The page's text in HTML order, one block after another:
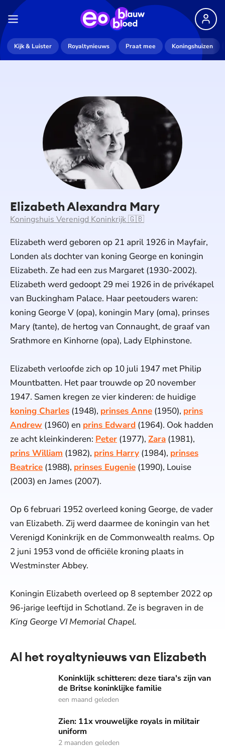
Kijk & Luister Royaltynieuws Praat mee Koningshuizen
Elizabeth Alexandra Mary
Koningshuis Verenigd Koninkrijk 🇬🇧
Elizabeth werd geboren op 21 april 1926 in Mayfair,
Londen als dochter van koning George en koningin
Elizabeth. Ze had een zus Margaret (1930-2002).
Elizabeth werd gedoopt 29 mei 1926 in de privékapel
van Buckingham Palace. Haar peetouders waren:
koning George V (opa), koningin Mary (oma), prinses
Mary (tante), de hertog van Connaught, de graaf van
Srathmore en Kinhorne (opa), Lady Elphinstone.
Elizabeth verloofde zich op 10 juli 1947 met Philip
Mountbatten. Het paar trouwde op 20 november
1947. Samen kregen ze vier kinderen: de huidige
koning Charles (1948), prinses Anne (1950), prins
Andrew (1960) en prins Edward (1964). Ook hadden
ze acht kleinkinderen: Peter (1977), Zara (1981),
prins William (1982), prins Harry (1984), prinses
Beatrice (1988), prinses Eugenie (1990), Louise
(2003) en James (2007).
Op 6 februari 1952 overleed koning George, de vader
van Elizabeth. Zij werd daarmee de koningin van het
Verenigd Koninkrijk en de Commonwealth realms. Op
2 juni 1953 vond de officiële kroning plaats in
Westminster Abbey.
Koningin Elizabeth overleed op 8 september 2022 op
96-jarige leeftijd in Schotland. Ze is begraven in de
King George VI Memorial Chapel.
Al het royaltynieuws van Elizabeth
Koninklijk schitteren: deze tiara's zijn van de Britse
Koninklijk schitteren: deze tiara's zijn van
de Britse koninklijke familie
een maand geleden
Zien: 11x vrouwelijke royals in militair uniform
Zien: 11x vrouwelijke royals in militair
uniform
2 maanden geleden